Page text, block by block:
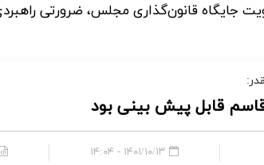
جایگاه قانون‌گذاری مجلس، ضرورتی
قابل پیش بینی بود
۱۴۰۱/۱۰/۱۳ - ۱۴:۰۴